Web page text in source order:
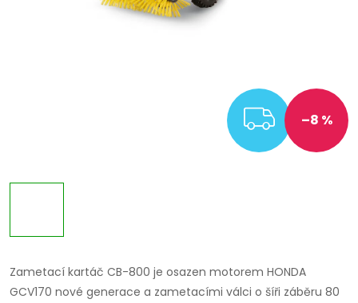
–8 %
Zametací kartáč CB-800 je osazen motorem HONDA
GCV170 nové generace a zametacími válci o šíři záběru 80